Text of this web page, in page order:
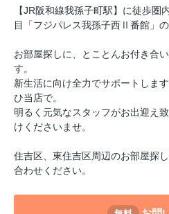
【JR阪和線我孫子町駅】に徒歩圏
目「フジパレス我孫子西Ⅱ番館」
お部屋探しに、とことんお付き合
す。
新生活に向け全力でサポートしま
ひ当店で。
明るく元気なスタッフがお出迎え
けくださいませ。
住吉区、東住吉区周辺のお部屋探
合わせください。